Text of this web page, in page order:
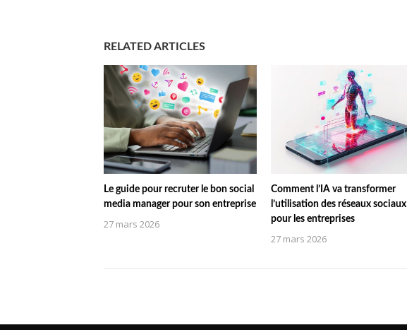
RELATED ARTICLES
Le guide pour recruter le bon social
media manager pour son entreprise
27 mars 2026
Comment l’IA va transformer
l’utilisation des réseaux sociaux
pour les entreprises
27 mars 2026